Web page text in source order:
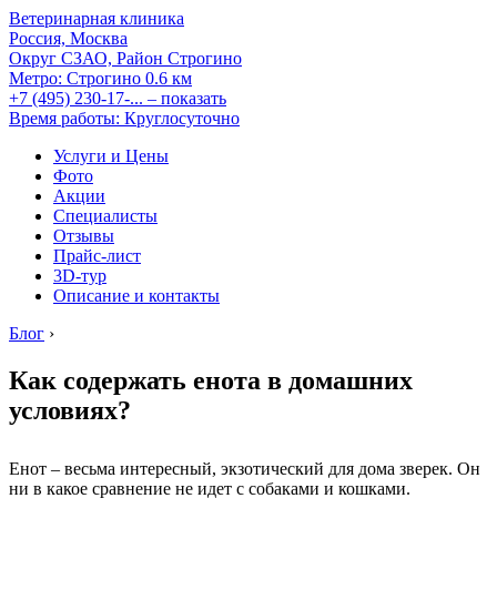
Ветеринарная клиника
Россия, Москва
Округ СЗАО, Район Строгино
Метро: Строгино 0.6 км
+7 (495) 230-17-... – показать
Время работы: Круглосуточно
Услуги и Цены
Фото
Акции
Специалисты
Отзывы
Прайс-лист
3D-тур
Описание и контакты
Блог ›
Как содержать енота в домашних
условиях?
Енот – весьма интересный, экзотический для дома зверек. Он
ни в какое сравнение не идет с собаками и кошками.